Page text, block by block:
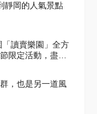
靜岡的人氣景點
「讀賣樂園」全方
限定活動，盡情
，也是另一道風